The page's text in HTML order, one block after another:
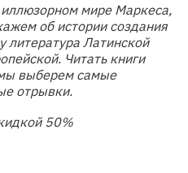
мире Маркеса,
об истории создания
литература Латинской
Читать книги
выберем самые
отрывки.
50%